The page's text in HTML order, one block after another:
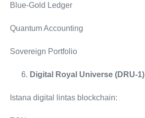
Blue-Gold Ledger
Quantum Accounting
Sovereign Portfolio
Digital Royal Universe (DRU-1)
Istana digital lintas blockchain: